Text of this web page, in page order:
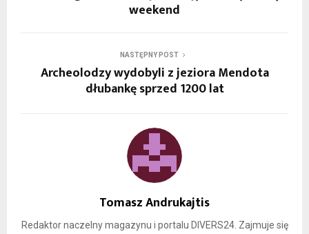
weekend
NASTĘPNY POST
Archeolodzy wydobyli z jeziora Mendota
dłubankę sprzed 1200 lat
Tomasz Andrukajtis
Redaktor naczelny magazynu i portalu DIVERS24. Zajmuje się